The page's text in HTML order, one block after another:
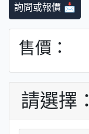
詢問或報價 📩
售價：
請選擇：